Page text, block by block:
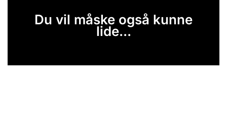
Du vil måske også kunne
lide...